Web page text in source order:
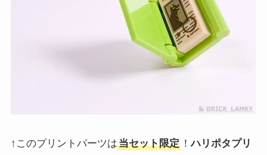
↑このプリントパーツは当セット限定！ハリポタプリ